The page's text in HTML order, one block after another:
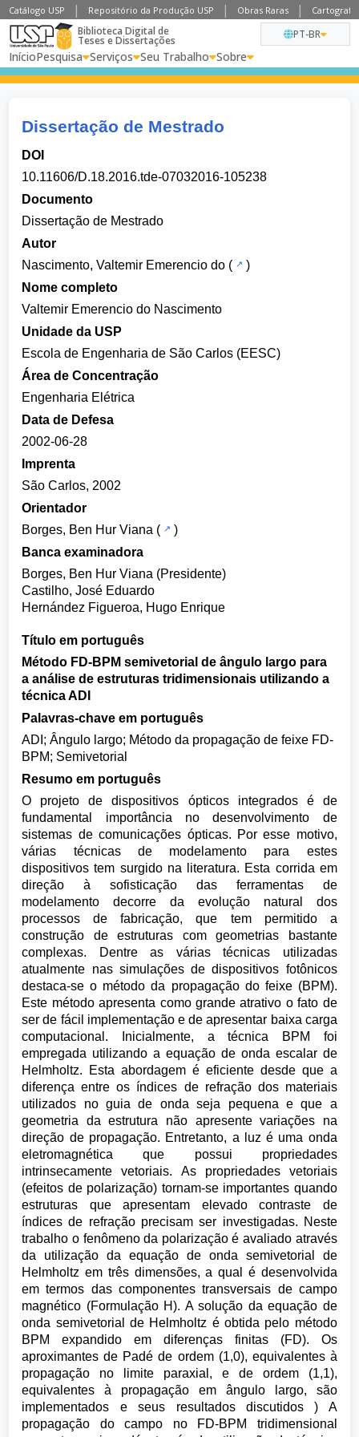
Catálogo USP Repositório da Produção USP Obras Raras
Biblioteca Digital de
Teses e Dissertações
InícioPesquisa Serviços Seu Trabalho Sobre
PT-BR
Dissertação de Mestrado
DOI
10.11606/D.18.2016.tde-07032016-105238
Documento
Dissertação de Mestrado
Autor
Nascimento, Valtemir Emerencio do (
)
Nome completo
Valtemir Emerencio do Nascimento
Unidade da USP
Escola de Engenharia de São Carlos (EESC)
Área de Concentração
Engenharia Elétrica
Data de Defesa
2002-06-28
Imprenta
São Carlos, 2002
Orientador
Borges, Ben Hur Viana (
)
Banca examinadora
Borges, Ben Hur Viana (Presidente)
Castilho, José Eduardo
Hernández Figueroa, Hugo Enrique
Título em português
Método FD-BPM semivetorial de ângulo largo para
a análise de estruturas tridimensionais utilizando a
técnica ADI
Palavras-chave em português
ADI; Ângulo largo; Método da propagação de feixe FD-
BPM; Semivetorial
Resumo em português
O projeto de dispositivos ópticos integrados é de
fundamental importância no desenvolvimento de
sistemas de comunicações ópticas. Por esse motivo,
várias técnicas de modelamento para estes
dispositivos tem surgido na literatura. Esta corrida em
direção à sofisticação das ferramentas de
modelamento decorre da evolução natural dos
processos de fabricação, que tem permitido a
construção de estruturas com geometrias bastante
complexas. Dentre as várias técnicas utilizadas
atualmente nas simulações de dispositivos fotônicos
destaca-se o método da propagação do feixe (BPM).
Este método apresenta como grande atrativo o fato de
ser de fácil implementação e de apresentar baixa carga
computacional. Inicialmente, a técnica BPM foi
empregada utilizando a equação de onda escalar de
Helmholtz. Esta abordagem é eficiente desde que a
diferença entre os índices de refração dos materiais
utilizados no guia de onda seja pequena e que a
geometria da estrutura não apresente variações na
direção de propagação. Entretanto, a luz é uma onda
eletromagnética que possui propriedades
intrinsecamente vetoriais. As propriedades vetoriais
(efeitos de polarização) tornam-se importantes quando
estruturas que apresentam elevado contraste de
índices de refração precisam ser investigadas. Neste
trabalho o fenômeno da polarização é avaliado através
da utilização da equação de onda semivetorial de
Helmholtz em três dimensões, a qual é desenvolvida
em termos das componentes transversais de campo
magnético (Formulação H). A solução da equação de
onda semivetorial de Helmholtz é obtida pelo método
BPM expandido em diferenças finitas (FD). Os
aproximantes de Padé de ordem (1,0), equivalentes à
propagação no limite paraxial, e de ordem (1,1),
equivalentes à propagação em ângulo largo, são
implementados e seus resultados discutidos ) A
propagação do campo no FD-BPM tridimensional